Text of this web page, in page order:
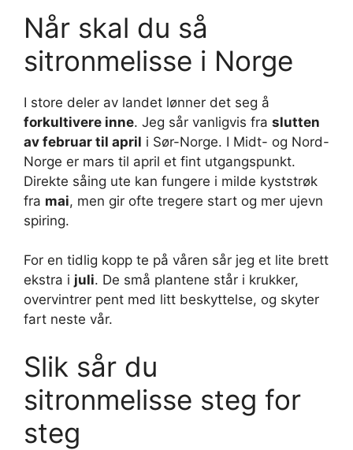
Når skal du så
sitronmelisse i Norge
I store deler av landet lønner det seg å
forkultivere inne. Jeg sår vanligvis fra slutten
av februar til april i Sør-Norge. I Midt- og Nord-
Norge er mars til april et fint utgangspunkt.
Direkte såing ute kan fungere i milde kyststrøk
fra mai, men gir ofte tregere start og mer ujevn
spiring.
For en tidlig kopp te på våren sår jeg et lite brett
ekstra i juli. De små plantene står i krukker,
overvintrer pent med litt beskyttelse, og skyter
fart neste vår.
Slik sår du
sitronmelisse steg for
steg